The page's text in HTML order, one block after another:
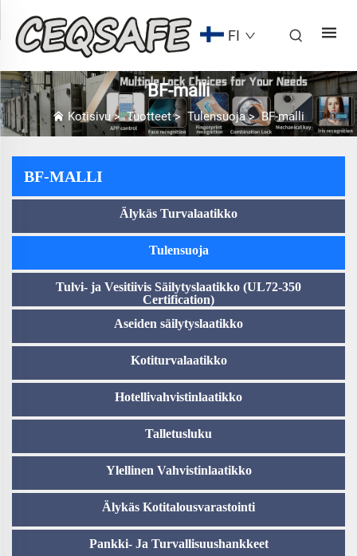
FI
BF-malli
Kotisivu>Tuotteet>Tulensuoja>BF-malli
BF-MALLI
Älykäs Turvalaatikko
Tulensuoja
Tulvi- ja Vesitiivis Säilytyslaatikko (UL72-350
Certification)
Aseiden säilytyslaatikko
Kotiturvalaatikko
Hotellivahvistinlaatikko
Talletusluku
Ylellinen Vahvistinlaatikko
Älykäs Kotitalousvarastointi
Pankki- Ja Turvallisuushankkeet